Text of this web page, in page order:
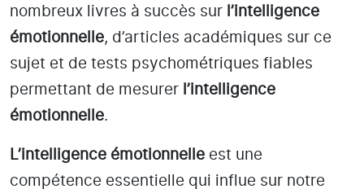
nombreux livres à succès sur l’intelligence
émotionnelle, d’articles académiques sur ce
sujet et de tests psychométriques fiables
permettant de mesurer l’intelligence
émotionnelle.
L’intelligence émotionnelle est une
compétence essentielle qui influe sur notre